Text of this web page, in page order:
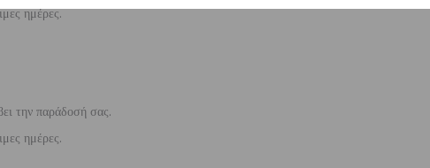
ημέρες.
την παράδοσή σας.
ημέρες.